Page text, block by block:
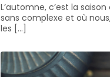
L’automne, c’est la
sans complexe et où
les […]